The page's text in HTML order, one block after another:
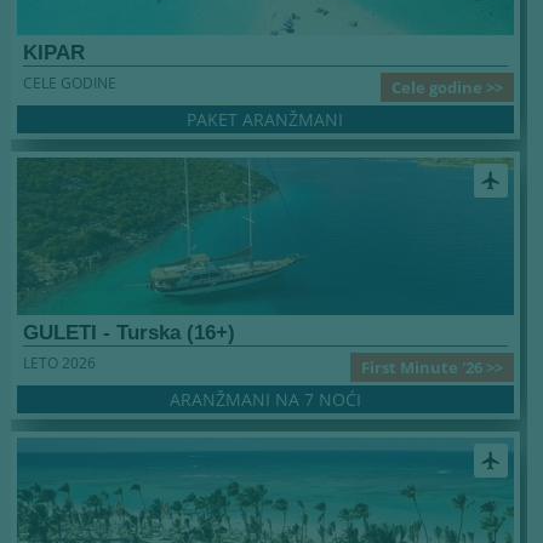
KIPAR
Cele godine >>
CELE GODINE
PAKET ARANŽMANI
airplanemode_active
GULETI - Turska (16+)
First Minute '26 >>
LETO 2026
ARANŽMANI NA 7 NOĆI
airplanemode_active